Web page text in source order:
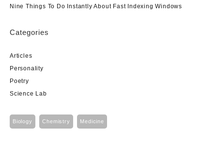
Nine Things To Do Instantly About Fast Indexing Windows
Categories
Articles
Personality
Poetry
Science Lab
Biology Chemistry Medicine